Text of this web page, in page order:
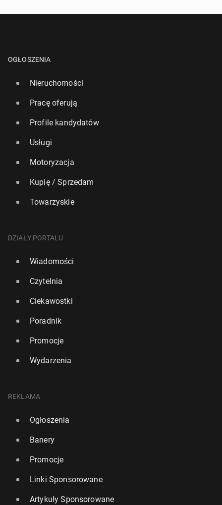
OGŁOSZENIA
Nieruchomości
Pracę oferują
Profile kandydatów
Usługi
Motoryzacja
Kupię / Sprzedam
Towarzyskie
DZIAŁY PORTALU
Wiadomości
Czytelnia
Ciekawostki
Poradnik
Promocje
Wydarzenia
REKLAMA
Ogłoszenia
Banery
Promocje
Linki Sponsorowane
Artykuły Sponsorowane